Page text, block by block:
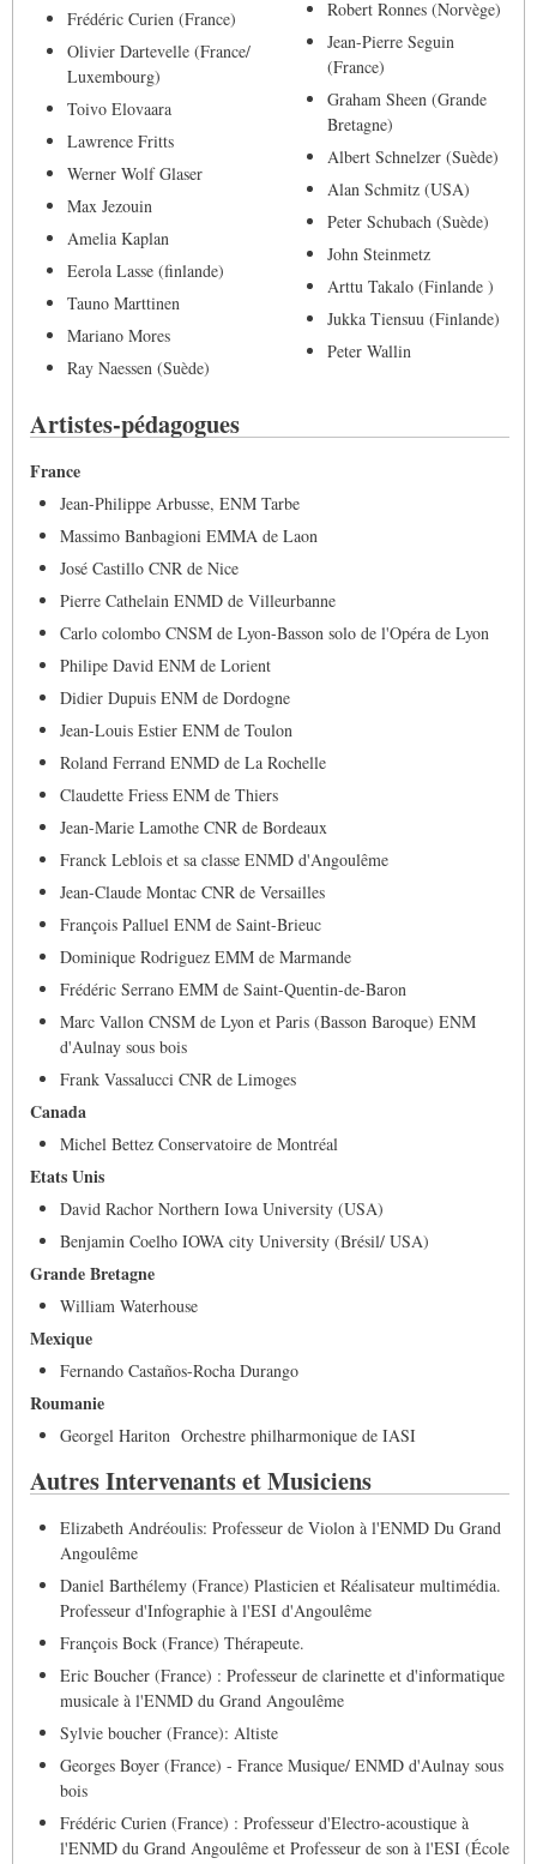
Frédéric Curien (France)
Olivier Dartevelle (France/
Luxembourg)
Toivo Elovaara
Lawrence Fritts
Werner Wolf Glaser
Max Jezouin
Amelia Kaplan
Eerola Lasse (finlande)
Tauno Marttinen
Mariano Mores
Ray Naessen (Suède)
Robert Ronnes (Norvège)
Jean-Pierre Seguin
(France)
Graham Sheen (Grande
Bretagne)
Albert Schnelzer (Suède)
Alan Schmitz (USA)
Peter Schubach (Suède)
John Steinmetz
Arttu Takalo (Finlande )
Jukka Tiensuu (Finlande)
Peter Wallin
Artistes-pédagogues
France
Jean-Philippe Arbusse, ENM Tarbe
Massimo Banbagioni EMMA de Laon
José Castillo CNR de Nice
Pierre Cathelain ENMD de Villeurbanne
Carlo colombo CNSM de Lyon-Basson solo de l'Opéra de Lyon
Philipe David ENM de Lorient
Didier Dupuis ENM de Dordogne
Jean-Louis Estier ENM de Toulon
Roland Ferrand ENMD de La Rochelle
Claudette Friess ENM de Thiers
Jean-Marie Lamothe CNR de Bordeaux
Franck Leblois et sa classe ENMD d'Angoulême
Jean-Claude Montac CNR de Versailles
François Palluel ENM de Saint-Brieuc
Dominique Rodriguez EMM de Marmande
Frédéric Serrano EMM de Saint-Quentin-de-Baron
Marc Vallon CNSM de Lyon et Paris (Basson Baroque) ENM
d'Aulnay sous bois
Frank Vassalucci CNR de Limoges
Canada
Michel Bettez Conservatoire de Montréal
Etats Unis
David Rachor Northern Iowa University (USA)
Benjamin Coelho IOWA city University (Brésil/ USA)
Grande Bretagne
William Waterhouse
Mexique
Fernando Castaños-Rocha Durango
Roumanie
Georgel Hariton Orchestre philharmonique de IASI
Autres Intervenants et Musiciens
Elizabeth Andréoulis: Professeur de Violon à l'ENMD Du Grand
Angoulême
Daniel Barthélemy (France) Plasticien et Réalisateur multimédia.
Professeur d'Infographie à l'ESI d'Angoulême
François Bock (France) Thérapeute.
Eric Boucher (France) : Professeur de clarinette et d'informatique
musicale à l'ENMD du Grand Angoulême
Sylvie boucher (France): Altiste
Georges Boyer (France) - France Musique/ ENMD d'Aulnay sous
bois
Frédéric Curien (France) : Professeur d'Electro-acoustique à
l'ENMD du Grand Angoulême et Professeur de son à l'ESI (École